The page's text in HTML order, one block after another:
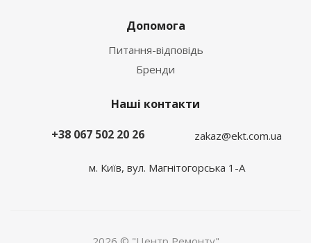
Допомога
Питання-відповідь
Бренди
Наші контакти
+38 067 502 20 26
zakaz@ekt.com.ua
м. Київ, вул. Магнітогорська 1-А